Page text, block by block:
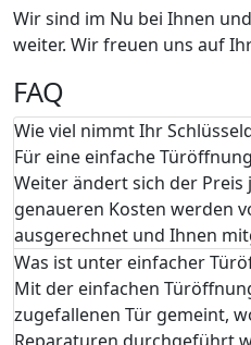
Wir sind im Nu bei Ihnen
weiter. Wir freuen uns auf
FAQ
Wie viel nimmt Ihr
Für eine einfache
Weiter ändert sich der Preis
genaueren Kosten werden
ausgerechnet und Ihnen
Was ist unter einfacher
Mit der einfachen
zugefallenen Tür gemeint,